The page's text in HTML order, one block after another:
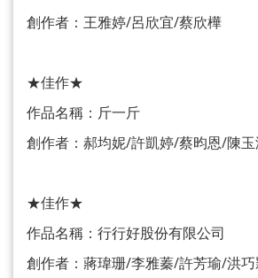
創作者：王雅婷/呂欣宜/蔡欣樺
★佳作★
作品名稱：斤一斤
創作者：郝均妮/許凱婷/蔡昀恩/陳玉
★佳作★
作品名稱：行行好股份有限公司
創作者：蔣瑋珊/李雅蓁/許芳瑜/洪